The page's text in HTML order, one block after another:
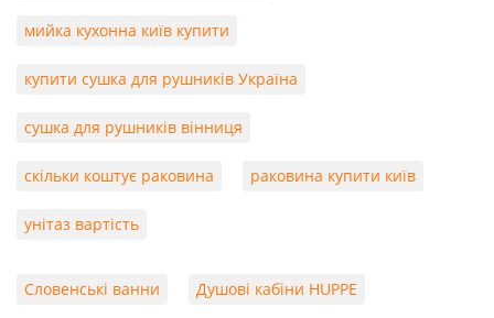
мийка кухонна київ купити
купити сушка для рушників Україна
сушка для рушників вінниця
скільки коштує раковина раковина купити київ
унітаз вартість
Словенські ванни Душові кабіни HUPPE